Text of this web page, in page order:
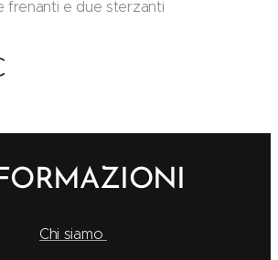
frenanti e due sterzanti
Chi siamo